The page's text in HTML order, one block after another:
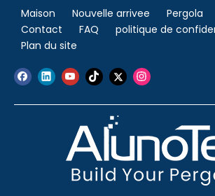
Maison Nouvelle arrivee Pergola
Contact
FAQ
politique de
Plan du site